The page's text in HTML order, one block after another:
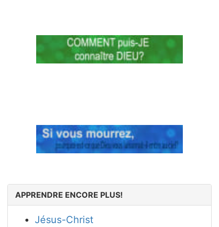
APPRENDRE ENCORE PLUS!
Jésus-Christ